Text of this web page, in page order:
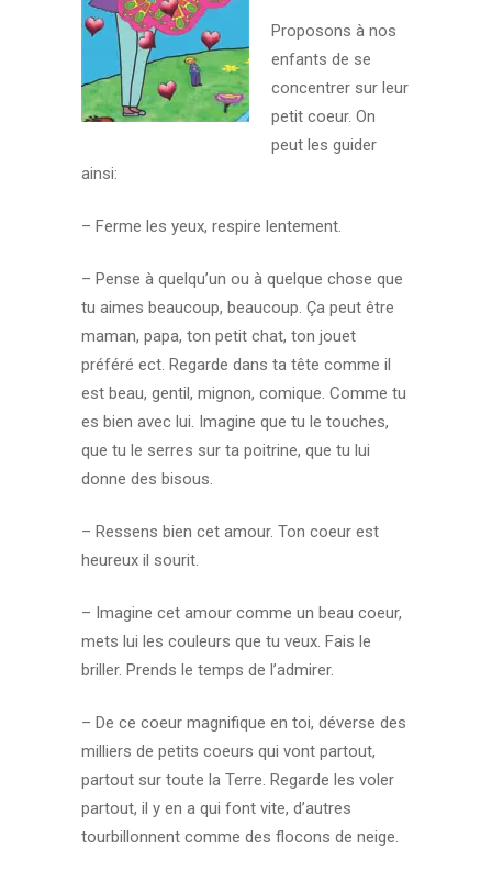
Proposons à nos
enfants de se
concentrer sur leur
petit coeur. On
peut les guider
ainsi:
– Ferme les yeux, respire lentement.
– Pense à quelqu’un ou à quelque chose que
tu aimes beaucoup, beaucoup. Ça peut être
maman, papa, ton petit chat, ton jouet
préféré ect. Regarde dans ta tête comme il
est beau, gentil, mignon, comique. Comme tu
es bien avec lui. Imagine que tu le touches,
que tu le serres sur ta poitrine, que tu lui
donne des bisous.
– Ressens bien cet amour. Ton coeur est
heureux il sourit.
– Imagine cet amour comme un beau coeur,
mets lui les couleurs que tu veux. Fais le
briller. Prends le temps de l’admirer.
– De ce coeur magnifique en toi, déverse des
milliers de petits coeurs qui vont partout,
partout sur toute la Terre. Regarde les voler
partout, il y en a qui font vite, d’autres
tourbillonnent comme des flocons de neige.